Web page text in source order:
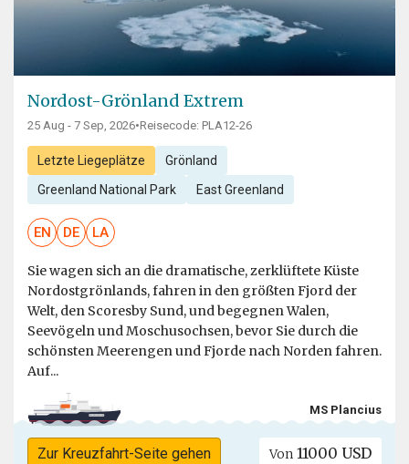
Nordost-Grönland Extrem
25 Aug - 7 Sep, 2026•Reisecode: PLA12-26
Letzte Liegeplätze Grönland
Greenland National Park East Greenland
EN DE LA
Sie wagen sich an die dramatische, zerklüftete Küste
Nordostgrönlands, fahren in den größten Fjord der
Welt, den Scoresby Sund, und begegnen Walen,
Seevögeln und Moschusochsen, bevor Sie durch die
schönsten Meerengen und Fjorde nach Norden fahren.
Auf...
MS Plancius
Zur Kreuzfahrt-Seite gehen Von 11000 USD